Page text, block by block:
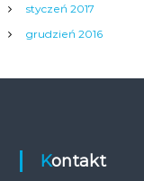
styczeń 2017
grudzień 2016
Kontakt